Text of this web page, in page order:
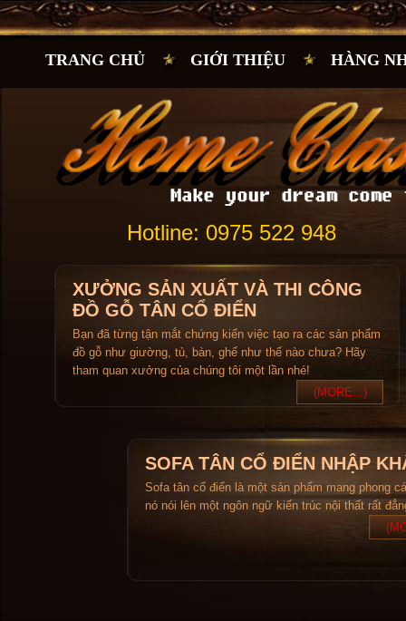
TRANG CHỦ GIỚI THIỆU HÀNG
Hotline: 0975 522 948
XƯỞNG SẢN XUẤT VÀ THI CÔNG
ĐỒ GỖ TÂN CỔ ĐIỂN
Bạn đã từng tận mắt chứng kiến việc tạo ra các sản phẩm
đồ gỗ như giường, tủ, bàn, ghế như thế nào chưa? Hãy
tham quan xưởng của chúng tôi một lần nhé!
(MORE...)
SOFA TÂN CỔ ĐIỂN NHẬP
Sofa tân cổ điển là một sản phẩm mang phong
nó nói lên một ngôn ngữ kiến trúc nội thất rất